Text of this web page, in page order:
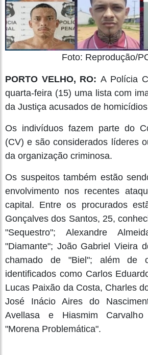
Foto: Reprodução/
PORTO VELHO, RO:A Polícia
quarta-feira (15) uma lista com
da Justiça acusados de
Os indivíduos fazem parte do
(CV) e são considerados líderes
da organização criminosa.
Os suspeitos também estão
envolvimento nos recentes
capital. Entre os procurados
Gonçalves dos Santos, 25,
"Sequestro"; Alexandre
"Diamante"; João Gabriel Vieira
chamado de "Biel"; além de
identificados como Carlos
Lucas Paixão da Costa, Charles
José Inácio Aires do
Avellasa e Hiasmim
"Morena Problemática".